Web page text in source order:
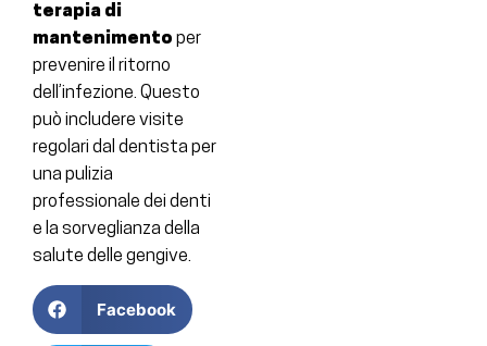
terapia di
mantenimento per
prevenire il ritorno
dell’infezione. Questo
può includere visite
regolari dal dentista per
una pulizia
professionale dei denti
e la sorveglianza della
salute delle gengive.
Facebook